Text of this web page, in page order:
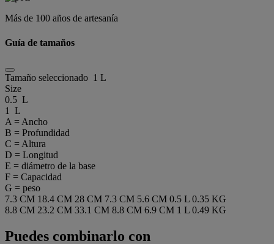
Más de 100 años de artesanía
Guía de tamaños
Tamaño seleccionado 1 L
Size
0.5 L
1 L
A = Ancho
B = Profundidad
C = Altura
D = Longitud
E = diámetro de la base
F = Capacidad
G = peso
7.3 CM 18.4 CM 28 CM 7.3 CM 5.6 CM 0.5 L 0.35 KG
8.8 CM 23.2 CM 33.1 CM 8.8 CM 6.9 CM 1 L 0.49 KG
Puedes combinarlo con